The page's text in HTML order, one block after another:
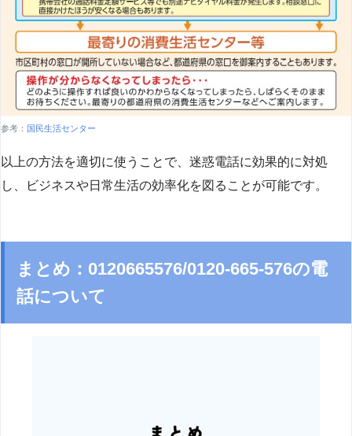
参考： 国民生活センター
以上の方法を適切に使うことで、迷惑電話に効果的に対処
し、ビジネスや日常生活の効率化を図ることが可能です。
まとめ：0120665576/0120-665-576の電
話について